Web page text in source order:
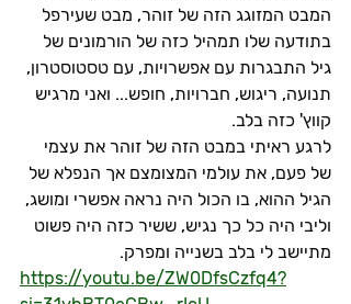
המבט המזוגג הזה של זוהר, מבט שעירפל
בתודעה שלו תמהיל כזה של הורמונים של
גיל התבגרות עם אפשרויות, עם טסטוסטרון,
תנועה, ריגוש, חברויות, חופש... ואני מרגיש
קווץ' כזה בלב.
לרגע ראיתי במבט הזה של זוהר את עצמי
של פעם, את עולמי המצומצם אך הנפלא של
הגיל ההוא, בו הכול היה נראה אפשרי ומושג,
וליבי היה כל כך נגיש, ששיר כזה היה פשוט
מתיישב לי בלב בשנייה ומפרק.
https://youtu.be/ZW0DfsCzfq4?